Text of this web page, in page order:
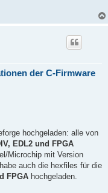
der C-Firmware
hochgeladen: alle von
EDL2 und FPGA
Microchip mit Version
auch die hexfiles für die
FPGA hochgeladen.